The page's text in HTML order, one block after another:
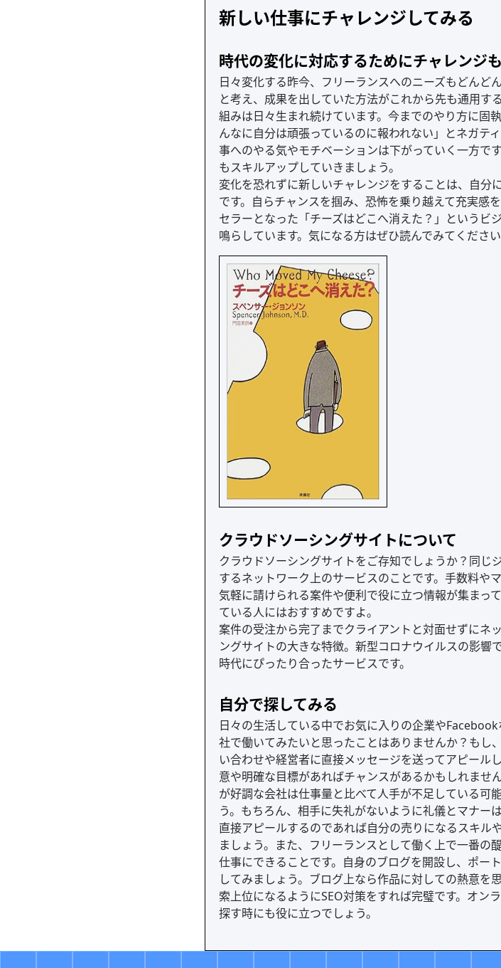
新しい仕事にチャレンジしてみる
時代の変化に対応するためにチャレンジ
日々変化する昨今、フリーランスへのニーズもどんど
と考え、成果を出していた方法がこれから先も通用
組みは日々生まれ続けています。今までのやり方に固
んなに自分は頑張っているのに報われない」とネガテ
事へのやる気やモチベーションは下がっていく一方で
もスキルアップしていきましょう。
変化を恐れずに新しいチャレンジをすることは、自分
です。自らチャンスを掴み、恐怖を乗り越えて充実感
セラーとなった「チーズはどこへ消えた？」というビ
鳴らしています。気になる方はぜひ読んでみてください
クラウドソーシングサイトについて
クラウドソーシングサイトをご存知でしょうか？同じ
するネットワーク上のサービスのことです。手数料や
気軽に請けられる案件や便利で役に立つ情報が集まっ
ている人にはおすすめですよ。
案件の受注から完了までクライアントと対面せずにネ
ングサイトの大きな特徴。新型コロナウイルスの影響
時代にぴったり合ったサービスです。
自分で探してみる
日々の生活している中でお気に入りの企業や
社で働いてみたいと思ったことはありませんか？もし
い合わせや経営者に直接メッセージを送ってアピール
意や明確な目標があればチャンスがあるかもしれませ
が好調な会社は仕事量と比べて人手が不足している可
う。もちろん、相手に失礼がないように礼儀とマナー
直接アピールするのであれば自分の売りになるスキル
ましょう。また、フリーランスとして働く上で一番の
仕事にできることです。自身のブログを開設し、ポー
してみましょう。ブログ上なら作品に対しての熱意を
索上位になるようにSEO対策をすれば完璧です。オン
探す時にも役に立つでしょう。